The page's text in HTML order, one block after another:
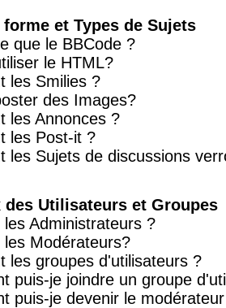
forme et Types de Sujets
que le BBCode ?
le HTML?
les Smilies ?
des Images?
les Annonces ?
les Post-it ?
les Sujets de discussions
des Utilisateurs et Groupes
les Administrateurs ?
les Modérateurs?
les groupes d'utilisateurs ?
puis-je joindre un groupe
puis-je devenir le